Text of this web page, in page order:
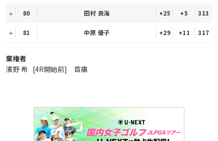
80 田村 良海 +25 +5 313
81 中原 優子 +29 +11 317
棄権者
濱野 希 [4R開始前] 首痛